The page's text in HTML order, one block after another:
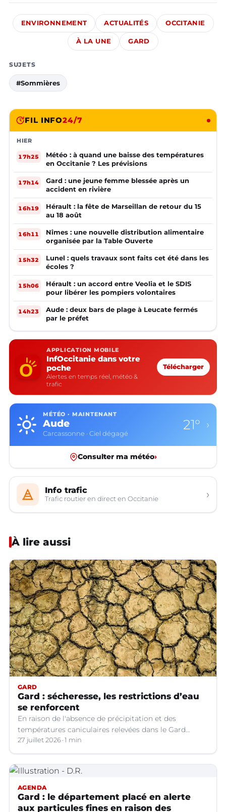
ENVIRONNEMENT ACTUALITÉS OCCITANIE
À LA UNE GARD
SUJETS
#Sommières
FIL INFO24/7
HIER
17h25
Météo : à quand une baisse des températures
en Occitanie ? Les prévisions
17h14
Gard : une jeune femme blessée après un
accident en rivière
16h19
Hérault : la fête de Marseillan de retour du 15
au 18 août
16h11
Nîmes : une nouvelle distribution alimentaire
organisée par la Table Ouverte
15h32
Lunel : quels travaux sont faits cet été dans les
écoles ?
15h06
Hérault : un accord entre Veolia et le SDIS
pour libérer les pompiers volontaires
14h23
Aude : deux bars de plage à Leucate fermés
par le préfet
APPLICATION MOBILE
InfOccitanie dans votre
poche
Alertes en temps réel, météo &
trafic
Télécharger
MÉTÉO · MAINTENANT
Aveyron
Rodez · Ciel dégagé
15° ›
Consulter ma météo›
Info trafic
Trafic routier en direct en Occitanie ›
À lire aussi
GARD
Gard : sécheresse, les restrictions d’eau
se renforcent
En raison de l'absence de précipitation et des
températures caniculaires relevées dans le Gard
depuis le 1er juillet, la situation hydrologique du
département s'aggrave.
27 juillet 2026 1 min
AGENDA
Gard : le département placé en alerte
aux particules fines en raison des